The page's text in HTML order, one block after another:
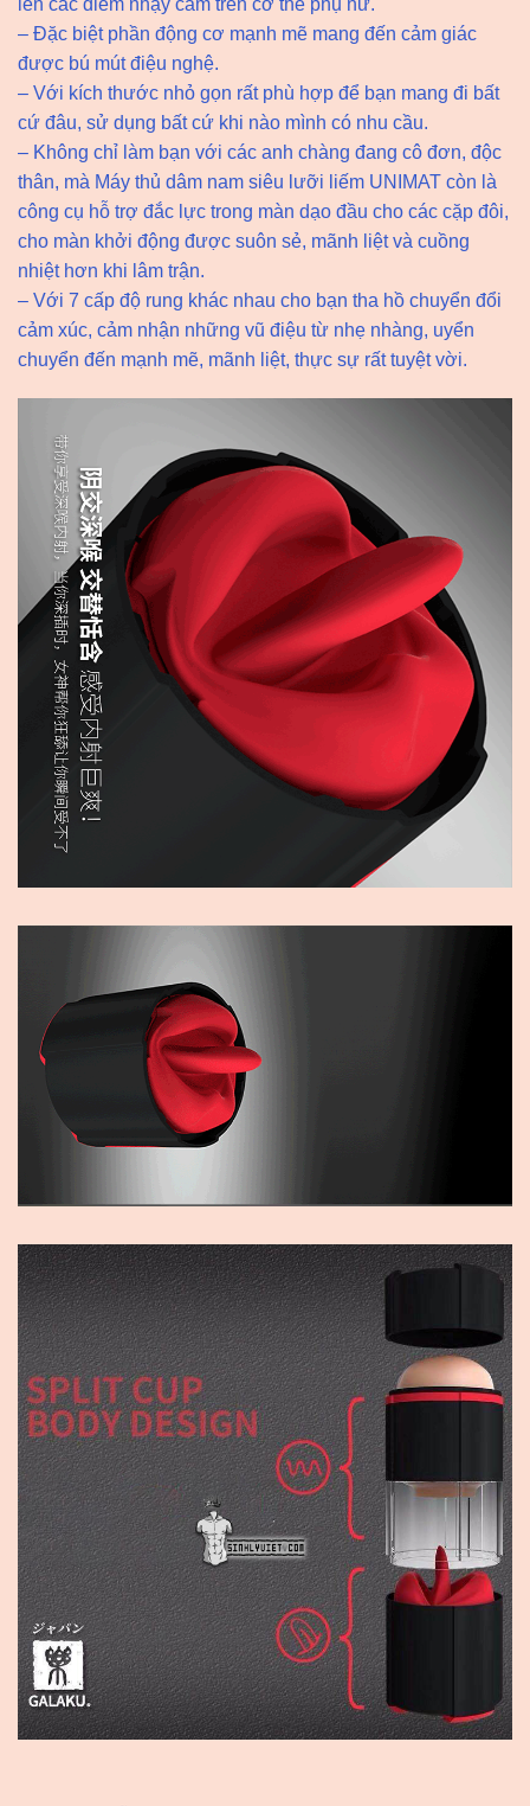
– Đặc biệt phần động cơ mạnh mẽ mang đến cảm giác
được bú mút điệu nghệ.
– Với kích thước nhỏ gọn rất phù hợp để bạn mang đi bất
cứ đâu, sử dụng bất cứ khi nào mình có nhu cầu.
– Không chỉ làm bạn với các anh chàng đang cô đơn, độc
thân, mà Máy thủ dâm nam siêu lưỡi liếm UNIMAT còn là
công cụ hỗ trợ đắc lực trong màn dạo đầu cho các cặp đôi,
cho màn khởi động được suôn sẻ, mãnh liệt và cuồng
nhiệt hơn khi lâm trận.
– Với 7 cấp độ rung khác nhau cho bạn tha hồ chuyển đổi
cảm xúc, cảm nhận những vũ điệu từ nhẹ nhàng, uyển
chuyển đến mạnh mẽ, mãnh liệt, thực sự rất tuyệt vời.